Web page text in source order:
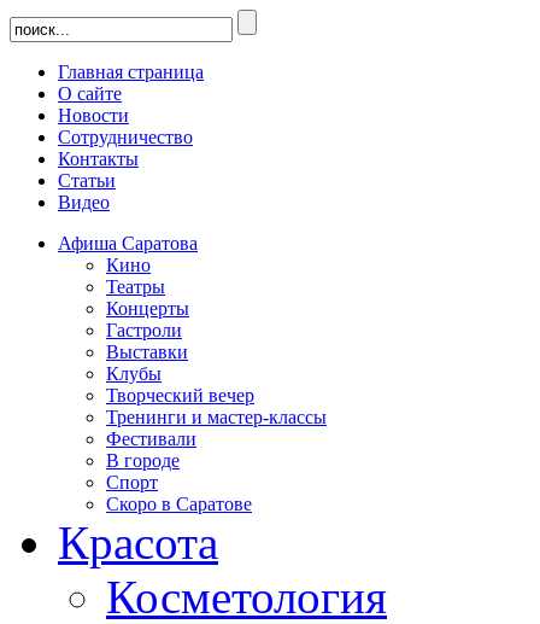
Главная страница
О сайте
Новости
Сотрудничество
Контакты
Статьи
Видео
Афиша Саратова
Кино
Театры
Концерты
Гастроли
Выставки
Клубы
Творческий вечер
Тренинги и мастер-классы
Фестивали
В городе
Спорт
Скоро в Саратове
Красота
Косметология